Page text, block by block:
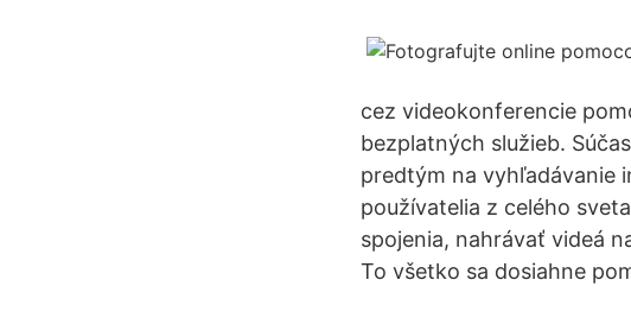
cez videokonferencie
bezplatných služieb.
predtým na vyhľadávanie
používatelia z celého
spojenia, nahrávať videá
To všetko sa dosiahne